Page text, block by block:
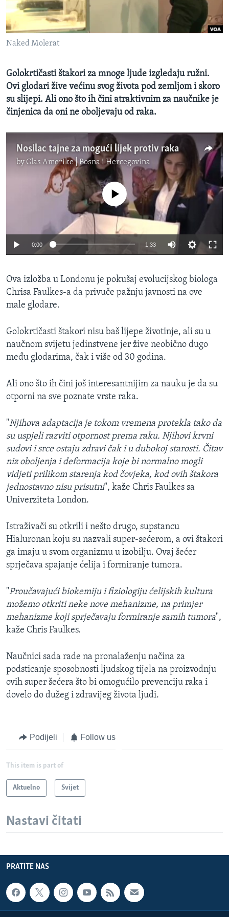
MAGAZIN
O GLASU AMERIKE
PRATITE NAS
Jezici
Naked Molerat
Golokrtičasti štakori za mnoge ljude izgledaju ružni.
Ovi glodari žive većinu svog života pod zemljom i skoro
su slijepi. Ali ono što ih čini atraktivnim za naučnike je
činjenica da oni ne oboljevaju od raka.
Nosilac tajne za mogući lijek protiv raka
by Glas Amerike | Bosna i Hercegovina
No media source currently available
0:00 1:33
Ova izložba u Londonu je pokušaj evolucijskog biologa
Chrisa Faulkes-a da privuče pažnju javnosti na ove
male glodare.
Golokrtičasti štakori nisu baš lijepe životinje, ali su u
naučnom svijetu jedinstvene jer žive neobično dugo
među glodarima, čak i više od 30 godina.
Ali ono što ih čini još interesantnijim za nauku je da su
otporni na sve poznate vrste raka.
"Njihova adaptacija je tokom vremena protekla tako da
su uspjeli razviti otpornost prema raku. Njihovi krvni
sudovi i srce ostaju zdravi čak i u dubokoj starosti. Čitav
niz oboljenja i deformacija koje bi normalno mogli
vidjeti prilikom starenja kod čovjeka, kod ovih štakora
jednostavno nisu prisutni", kaže Chris Faulkes sa
Univerziteta London.
Istraživači su otkrili i nešto drugo, supstancu
Hialuronan koju su nazvali super-sećerom, a ovi štakori
ga imaju u svom organizmu u izobilju. Ovaj šećer
sprječava spajanje ćelija i formiranje tumora.
"Proučavajući biokemiju i fiziologiju ćelijskih kultura
možemo otkriti neke nove mehanizme, na primjer
mehanizme koji sprječavaju formiranje samih tumora",
kaže Chris Faulkes.
Naučnici sada rade na pronalaženju načina za
podsticanje sposobnosti ljudskog tijela na proizvodnju
ovih super šećera što bi omogućilo prevenciju raka i
dovelo do dužeg i zdravijeg života ljudi.
Podijeli Follow us
This item is part of
Aktuelno Svijet
Nastavi čitati
PRATITE NAS